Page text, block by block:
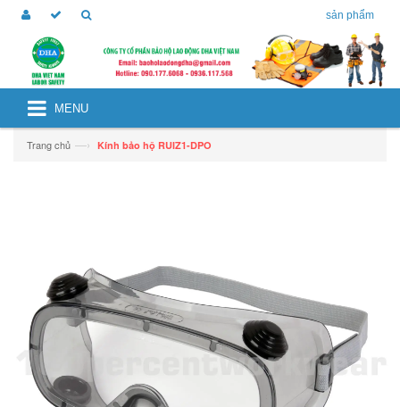
sản phẩm
MENU
Trang chủ —› Kính bảo hộ RUIZ1-DPO